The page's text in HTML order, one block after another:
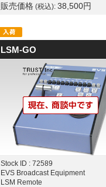
販売価格 (税込): 38,500円
LSM-GO
Stock ID : 72589
EVS Broadcast Equipment
LSM Remote